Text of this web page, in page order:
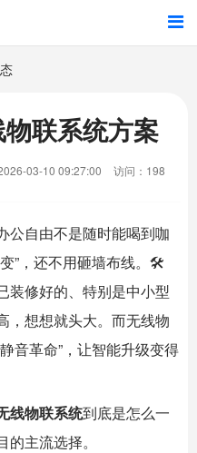
联系统方案
03-10 09:27:00 访问：198
公自由不是随时能喝到咖
”，还不用砸墙布线。🛠️
装修好的、特别是中小型
，想想就头大。而无线物
音革命”，让智能升级变得
线物联系统到底是怎么一
主流选择。